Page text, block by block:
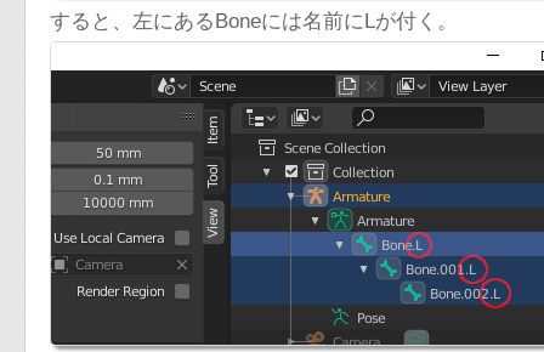
すると、左にあるBoneには名前にLが付く。